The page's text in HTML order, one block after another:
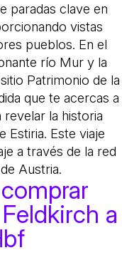
paradas clave en
vistas
pueblos. En el
río Mur y la
Patrimonio de la
que te acercas a
revelar la historia
Estiria. Este viaje
a través de la red
Austria.
a